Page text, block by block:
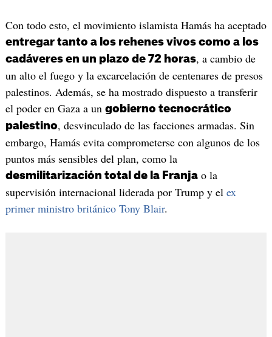
Con todo esto, el movimiento islamista Hamás ha aceptado
entregar tanto a los rehenes vivos como a los
cadáveres en un plazo de 72 horas, a cambio de
un alto el fuego y la excarcelación de centenares de presos
palestinos. Además, se ha mostrado dispuesto a transferir
el poder en Gaza a un gobierno tecnocrático
palestino, desvinculado de las facciones armadas. Sin
embargo, Hamás evita comprometerse con algunos de los
puntos más sensibles del plan, como la
desmilitarización total de la Franjao la
supervisión internacional liderada por Trump y el ex
primer ministro británico Tony Blair.